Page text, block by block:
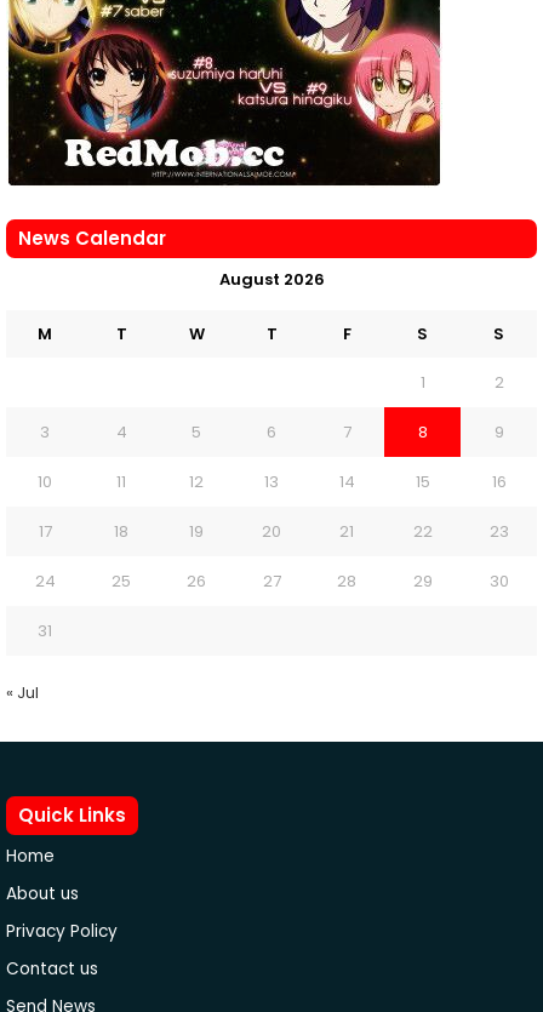
News Calendar
August 2026
M T W T F S S
1 2
3 4 5 6 7 8 9
10 11 12 13 14 15 16
17 18 19 20 21 22 23
24 25 26 27 28 29 30
31
« Jul
Quick Links
Home
About us
Privacy Policy
Contact us
Send News